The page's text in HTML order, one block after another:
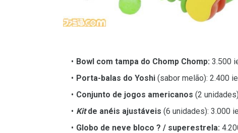
Bowl com tampa do Chomp Chomp: 3.500
Porta-balas do Yoshi (sabor melão): 2.400
Conjunto de jogos americanos (2
Kitde anéis ajustáveis (6 unidades): 3.000
Globo de neve bloco ? / superestrela: